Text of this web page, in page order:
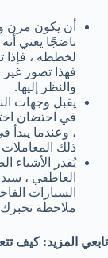
أن يكون مرن
ناضجًا يعني
لخططه ، فإذا
فهذا تصور غير
والنظر إليها.
يقبل وجهات
في احتضان
، وعندما يبدأ
ذلك المعاملات
يُقدر الأشياء
العاطفي ،
السيارات
ملاحظة
تابعي المزيد: كيف